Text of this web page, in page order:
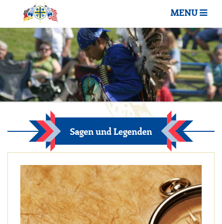
MENU
Sagen und Legenden